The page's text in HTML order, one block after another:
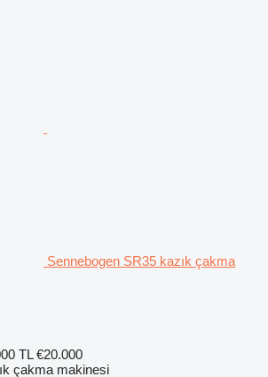
Sennebogen SR35 kazık çakma
TL€20.000
çakma makinesi